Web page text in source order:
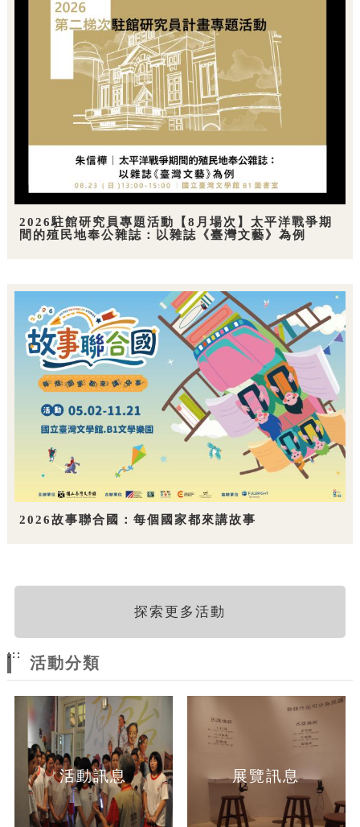
2026駐館研究員專題活動【8月場次】太平洋戰爭期
間的殖民地奉公雜誌：以雜誌《臺灣文藝》為例
2026故事聯合國：每個國家都來講故事
探索更多活動
:::
活動分類
活動訊息 展覽訊息